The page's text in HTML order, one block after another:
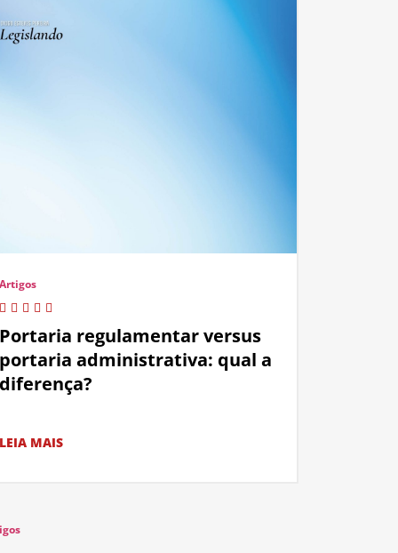
Artigos
Portaria regulamentar versus
portaria administrativa: qual a
diferença?
LEIA MAIS